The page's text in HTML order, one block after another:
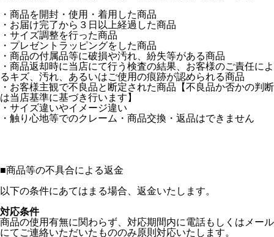
・商品を開封・使用・着用した商品
・お届け完了から３日以上経過した商品
・サイズ調整を行った商品
・プレゼントラッピングをした商品
・商品の付属品等に破損や汚れ、紛失等がある商品
・商品返却時に当店にて行う検査の結果、お客様のご責任によ
るキズ、汚れ、あるいはご使用の痕跡が認められる商品
・お客様主観で不良品と断定された商品【不良品か否かの判断
は当店基準に基づき行います】
・サイズ違いやイメージ違い
・触り心地等でのクレーム・商品交換・返品はできません
■商品等の不具合による返金
以下の条件にあてはまる場合、返金いたします。
対応条件
商品の使用有無に関わらず、対応期間内に電話もしくはメール
にてご連絡いただいたもののみ原則対応いたします。